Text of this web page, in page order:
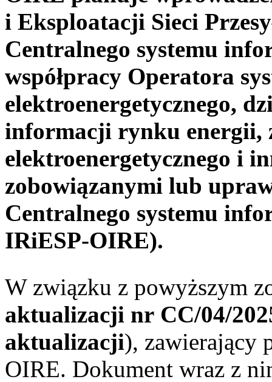
i Eksploatacji Sieci
Centralnego systemu
współpracy Operatora
elektroenergetycznego,
informacji rynku energii,
elektroenergetycznego i
zobowiązanymi lub
Centralnego systemu
IRiESP-OIRE).
W związku z powyższym
aktualizacji nr CC/04/
aktualizacji), zawierający
OIRE. Dokument wraz z